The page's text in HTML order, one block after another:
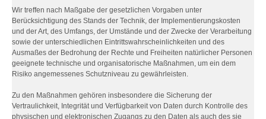
Wir treffen nach Maßgabe der gesetzlichen Vorgaben unter
Berücksichtigung des Stands der Technik, der Implementierungskosten
und der Art, des Umfangs, der Umstände und der Zwecke der Verarbeitung
sowie der unterschiedlichen Eintrittswahrscheinlichkeiten und des
Ausmaßes der Bedrohung der Rechte und Freiheiten natürlicher Personen
geeignete technische und organisatorische Maßnahmen, um ein dem
Risiko angemessenes Schutzniveau zu gewährleisten.
Zu den Maßnahmen gehören insbesondere die Sicherung der
Vertraulichkeit, Integrität und Verfügbarkeit von Daten durch Kontrolle des
physischen und elektronischen Zugangs zu den Daten als auch des sie